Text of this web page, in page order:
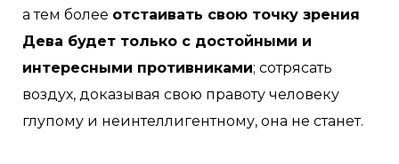
а тем более отстаивать свою точку зрения
Дева будет только с достойными и
интересными противниками; сотрясать
воздух, доказывая свою правоту человеку
глупому и неинтеллигентному, она не станет.